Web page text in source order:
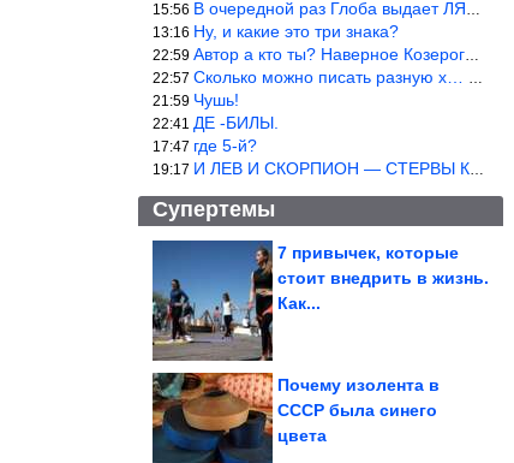
15:56 В очередной раз Глоба выдает ЛЯП! А корректоры, редакторы пропус
13:16 Ну, и какие это три знака?
22:59 Автор а кто ты? Наверное Козерог… Рога жена Рыба наставила ))
22:57 Сколько можно писать разную х… йню? Автор что то обкурился?
21:59 Чушь!
22:41 ДЕ -БИЛЫ.
17:47 где 5-й?
19:17 И ЛЕВ И СКОРПИОН — СТЕРВЫ КАКИХ ЕЩЕ ПОИСКАТЬ НАДО
Супертемы
Как понизить
квартире, если нет
кондиционера
7 привычек, которые
стоит внедрить в жизнь.
Как...
Женские приколы дня.
Почему изолента в
СССР была синего
цвета